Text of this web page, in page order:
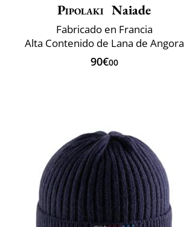
Pipolaki Naiade
Fabricado en Francia
Alta Contenido de Lana de Angora
90€00